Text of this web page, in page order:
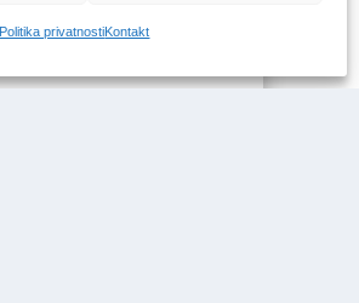
Politika privatnostiKontakt